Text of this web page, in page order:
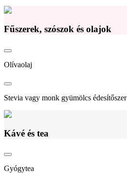
Fűszerek, szószok és olajok
Olívaolaj
Stevia vagy monk gyümölcs édesítőszer
Kávé és tea
Gyógytea